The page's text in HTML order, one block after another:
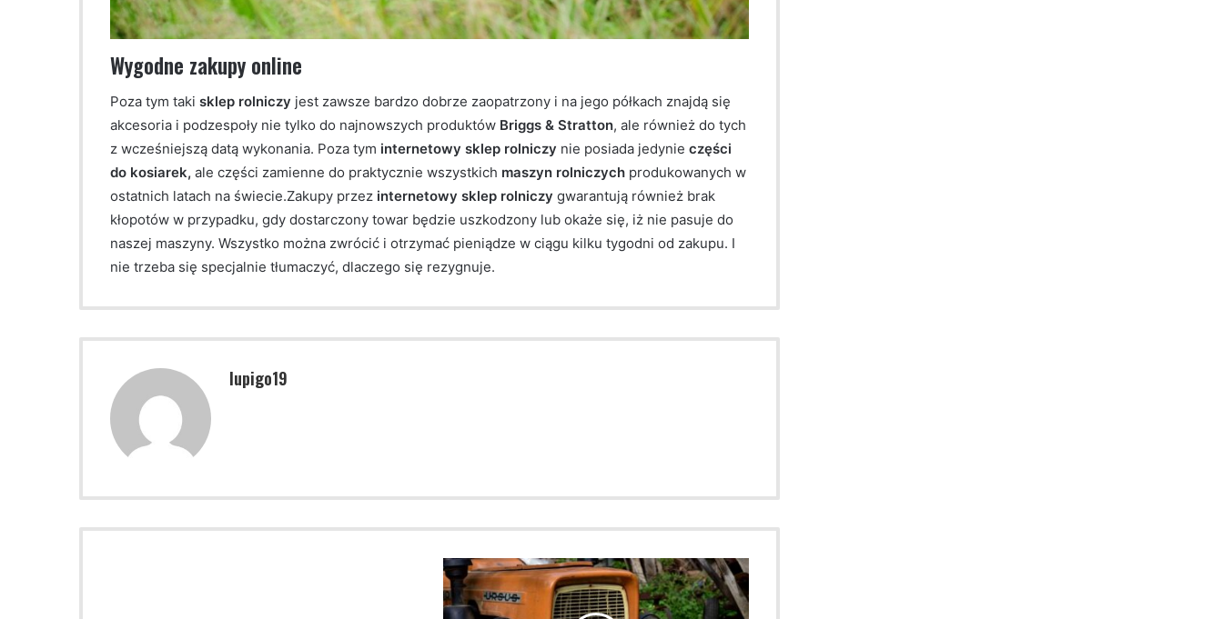
Wygodne zakupy online
Poza tym taki sklep rolniczy jest zawsze bardzo dobrze zaopatrzony i na jego półkach znajdą się
akcesoria i podzespoły nie tylko do najnowszych produktów Briggs & Stratton, ale również do tych
z wcześniejszą datą wykonania. Poza tym internetowy sklep rolniczy nie posiada jedynie części
do kosiarek, ale części zamienne do praktycznie wszystkich maszyn rolniczych produkowanych w
ostatnich latach na świecie.Zakupy przez internetowy sklep rolniczy gwarantują również brak
kłopotów w przypadku, gdy dostarczony towar będzie uszkodzony lub okaże się, iż nie pasuje do
naszej maszyny. Wszystko można zwrócić i otrzymać pieniądze w ciągu kilku tygodni od zakupu. I
nie trzeba się specjalnie tłumaczyć, dlaczego się rezygnuje.
lupigo19